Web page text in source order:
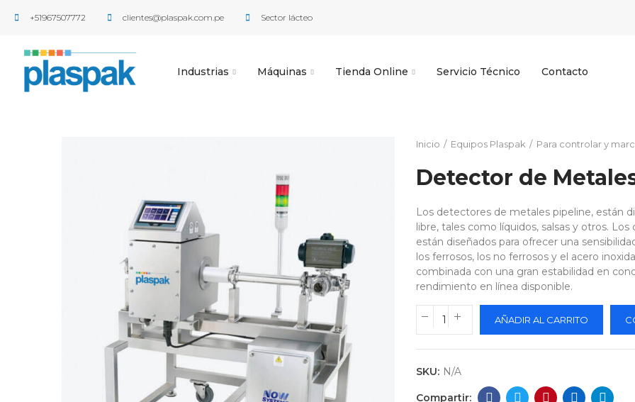
+51967507772 clientes@plaspak.com.pe Sector lácteo
Industrias Máquinas Tienda Online Servicio Técnico Contacto
Inicio Equipos Plaspak Para controlar y
Detector de
Los detectores de metales pipeline, están
libre, tales como líquidos, salsas y otros.
están diseñados para ofrecer una
los ferrosos, los no ferrosos y el acero
combinada con una gran estabilidad en
rendimiento en línea disponible.
AÑADIR AL CARRITO
SKU: N/A